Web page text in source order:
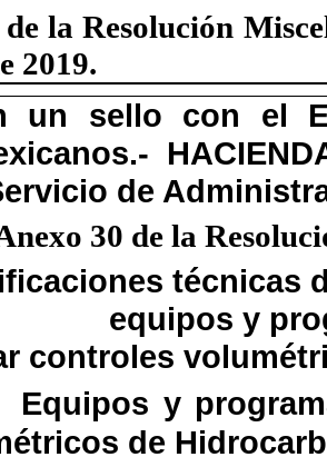
de la Resolución
2019.
un sello con el
de
30 de la
técnicas
equipos y
controles
Equipos y
de